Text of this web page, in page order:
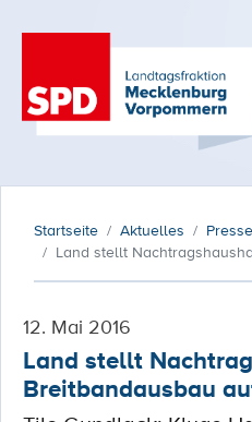
Startseite Aktuelles
Land stellt
12. Mai 2016
Land stellt
Breitbandausbau